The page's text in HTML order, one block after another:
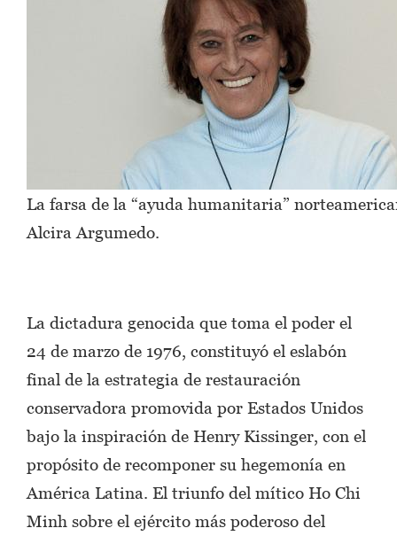
La farsa de la “ayuda humanitaria”
Alcira Argumedo.
La dictadura genocida que toma el poder el
24 de marzo de 1976, constituyó el eslabón
final de la estrategia de restauración
conservadora promovida por Estados Unidos
bajo la inspiración de Henry Kissinger, con el
propósito de recomponer su hegemonía en
América Latina. El triunfo del mítico Ho Chi
Minh sobre el ejército más poderoso del